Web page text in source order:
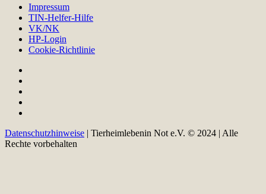
Impressum
TIN-Helfer-Hilfe
VK/NK
HP-Login
Cookie-Richtlinie
Datenschutzhinweise | Tierheimlebenin Not e.V. © 2024 | Alle
Rechte vorbehalten